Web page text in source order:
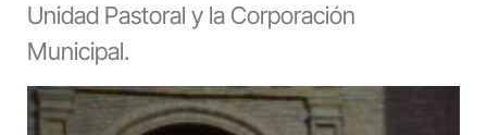
Unidad Pastoral y la Corporación
Municipal.